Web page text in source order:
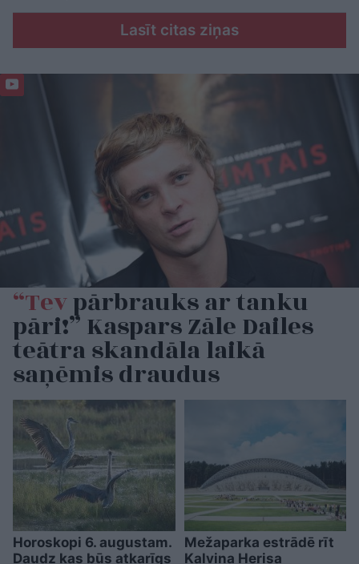
Lasīt citas ziņas
“Tevpārbrauks ar tanku
pāri!” Kaspars Zāle Dailes
teātra skandāla laikā
saņēmis draudus
Horoskopi 6. augustam.
Daudz kas būs atkarīgs
Mežaparka estrādē rīt
Kalvina Herisa